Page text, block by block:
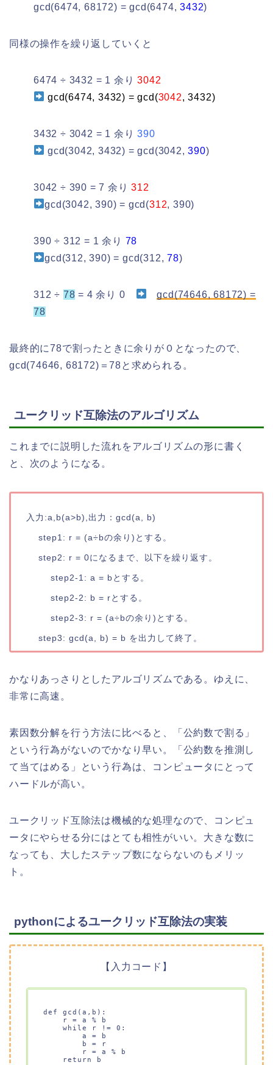
gcd(6474, 68172) = gcd(6474,3432)
同様の操作を繰り返していくと
6474 ÷ 3432 = 1 余り3042
gcd(6474, 3432) = gcd(3042, 3432)
3432 ÷ 3042 = 1 余り390
gcd(3042, 3432) = gcd(3042,390)
3042 ÷ 390 = 7 余り312
gcd(3042, 390) = gcd(312, 390)
390 ÷ 312 = 1 余り 78
gcd(312, 390) = gcd(312,78)
312 ÷ 78 = 4 余り 0
gcd(74646, 68172) =
78
最終的に78で割ったときに余りが０となったので、
gcd(74646, 68172)＝78と求められる。
ユークリッド互除法のアルゴリズム
これまでに説明した流れをアルゴリズムの形に書く
と、次のようになる。
入力:a,b(a>b),出力：gcd(a, b)
    step1: r = (a÷bの余り)とする。
    step2: r = 0になるまで、以下を繰り返す。
        step2-1: a = bとする。
        step2-2: b = rとする。
        step2-3: r = (a÷bの余り)とする。
    step3: gcd(a, b) = b を出力して終了。
かなりあっさりとしたアルゴリズムである。ゆえに、
非常に高速。
素因数分解を行う方法に比べると、「公約数で割る」
という行為がないのでかなり早い。「公約数を推測し
て当てはめる」という行為は、コンピュータにとって
ハードルが高い。
ユークリッド互除法は機械的な処理なので、コンピュ
ータにやらせる分にはとても相性がいい。大きな数に
なっても、大したステップ数にならないのもメリッ
ト。
pythonによるユークリッド互除法の実装
【入力コード】
def gcd(a,b):
    r = a % b
    while r != 0:
        a = b
        b = r
        r = a % b
    return b